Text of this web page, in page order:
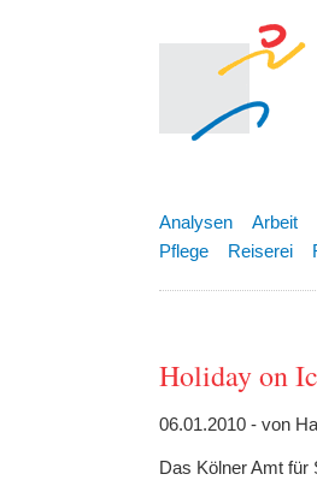
Analysen Arbeit
Pflege
Reiserei
Holiday on
06.01.2010 - von
Das Kölner Amt für